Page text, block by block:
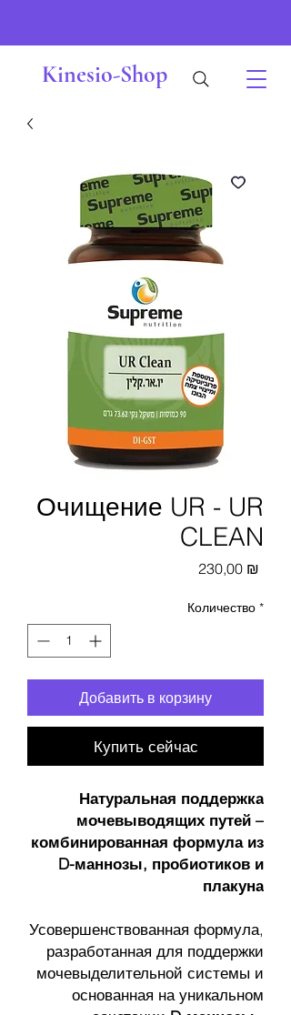
Kinesio-Shop
Очищение UR - UR
CLEAN
230,00 ₪
Количество *
Добавить в корзину
Купить сейчас
Натуральная поддержка
мочевыводящих путей –
комбинированная формула из
D-маннозы, пробиотиков и
плакуна
Усовершенствованная формула,
разработанная для поддержки
мочевыделительной системы и
основанная на уникальном